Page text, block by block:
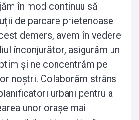
în mod continuu să
de parcare prietenoase
demers, avem în vedere
înconjurător, asigurăm un
și ne concentrăm pe
noștri. Colaborăm strâns
urbani pentru a
unor orașe mai